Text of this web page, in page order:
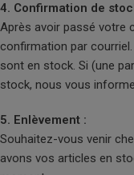
4. Confirmation de
Après avoir passé votre
confirmation par
sont en stock. Si (une
stock, nous vous
5. Enlèvement :
Souhaitez-vous venir
avons vos articles en